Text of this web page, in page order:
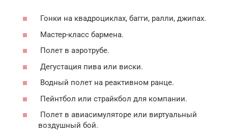
Гонки на квадроциклах, багги, ралли, джипах.
Мастер-класс бармена.
Полет в аэротрубе.
Дегустация пива или виски.
Водный полет на реактивном ранце.
Пейнтбол или страйкбол для компании.
Полет в авиасимуляторе или виртуальный
воздушный бой.